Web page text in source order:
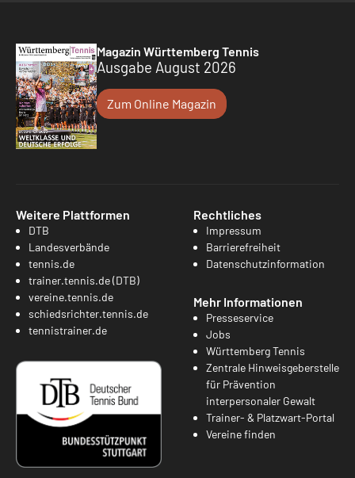
Magazin Württemberg Tennis
Ausgabe August 2026
Zum Online Magazin
Weitere Plattformen
DTB
Landesverbände
tennis.de
trainer.tennis.de (DTB)
vereine.tennis.de
schiedsrichter.tennis.de
tennistrainer.de
Rechtliches
Impressum
Barrierefreiheit
Datenschutzinformation
Mehr Informationen
Presseservice
Jobs
Württemberg Tennis
Zentrale Hinweisgeberstelle
für Prävention
interpersonaler Gewalt
Trainer- & Platzwart-Portal
Vereine finden